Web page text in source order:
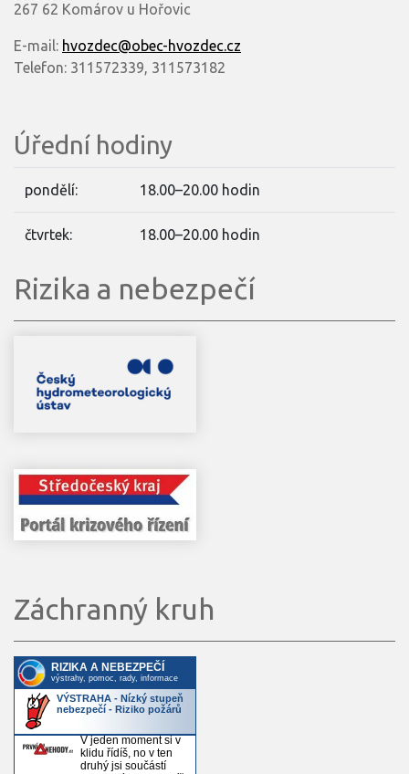
267 62 Komárov u Hořovic
E-mail: hvozdec@obec-hvozdec.cz
Telefon: 311572339, 311573182
Úřední hodiny
pondělí: 18.00–20.00 hodin
čtvrtek: 18.00–20.00 hodin
Rizika a nebezpečí
Záchranný kruh